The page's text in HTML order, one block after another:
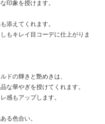
印象を授けます。
添えてくれます。
もキレイ目コーデに仕上がりま
ドの輝きと艶めきは、
な華やぎを授けてくれます。
感もアップします。
る色合い。